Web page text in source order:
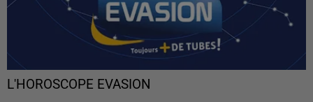
L'HOROSCOPE EVASION